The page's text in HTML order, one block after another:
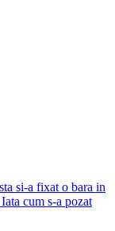
si-a fixat o bara in
cum s-a pozat